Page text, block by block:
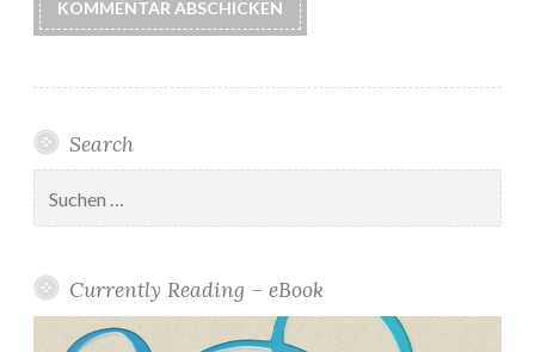
Search
nach:
Currently Reading – eBook